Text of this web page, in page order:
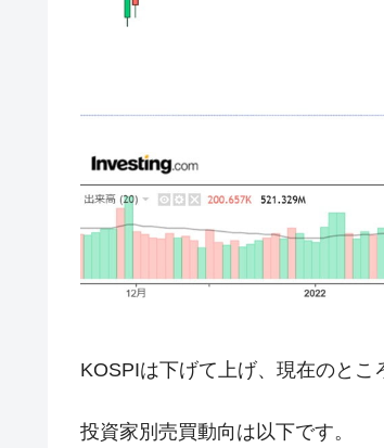
『Money1』 中国だけが鉄鋼輸出を
韓国製造業「半導体絶
【米韓激突案件】韓国
『Money1』 韓国型イージス搭載の
『Money1』 【対日本円】ウォン安が
韓国政府『BYD』車へ
1.9倍！
『Money1』 韓国政府「2035年まで
『Money1』 JPモルガン「韓国レバ
KOSPIは下げて上げ、現在のとこ
投資家別売買動向は以下です。